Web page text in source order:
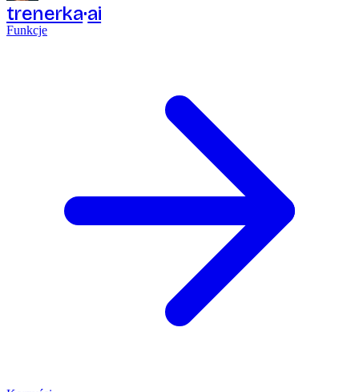
trenerka ai
Funkcje